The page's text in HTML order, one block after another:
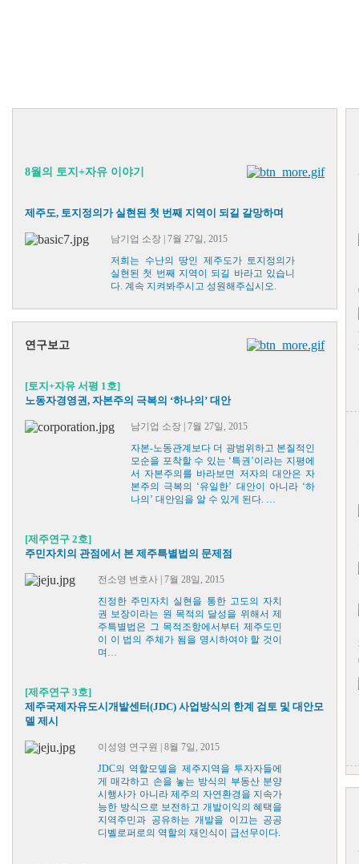
8월의 토지+자유 이야기
제주도, 토지정의가 실현된 첫 번째 지역이 되길 갈망하며
남기업 소장 | 7월 27일, 2015
저희는 수난의 땅인 제주도가 토지정의가
실현된 첫 번째 지역이 되길 바라고 있습니
다. 계속 지켜봐주시고 성원해주십시오.
연구보고
[토지+자유 서평 1호]
노동자경영권, 자본주의 극복의 ‘하나의’ 대안
남기업 소장 | 7월 27일, 2015
자본-노동관계보다 더 광범위하고 본질적인
모순을 포착할 수 있는 ‘특권’이라는 지평에
서 자본주의를 바라보면 저자의 대안은 자
본주의 극복의 ‘유일한’ 대안이 아니라 ‘하
나의’ 대안임을 알 수 있게 된다. …
[제주연구 2호]
주민자치의 관점에서 본 제주특별법의 문제점
전소영 변호사 | 7월 28일, 2015
진정한 주민자치 실현을 통한 고도의 자치
권 보장이라는 원 목적의 달성을 위해서 제
주특별법은 그 목적조항에서부터 제주도민
이 이 법의 주체가 됨을 명시하여야 할 것이
며…
[제주연구 3호]
제주국제자유도시개발센터(JDC) 사업방식의 한계 검토 및 대안모
델 제시
이성영 연구원 | 8월 7일, 2015
JDC의 역할모델을 제주지역을 투자자들에
게 매각하고 손을 놓는 방식의 부동산 분양
시행사가 아니라 제주의 자연환경을 지속가
능한 방식으로 보전하고 개발이익의 혜택을
지역주민과 공유하는 개발을 이끄는 공공
디벨로퍼로의 역할의 재인식이 급선무이다.